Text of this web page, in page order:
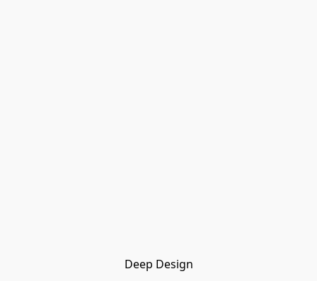
Deep Design